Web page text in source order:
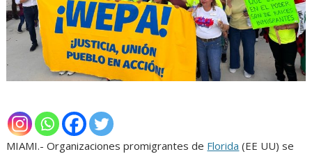
MIAMI.- Organizaciones promigrantes de Florida (EE UU) se